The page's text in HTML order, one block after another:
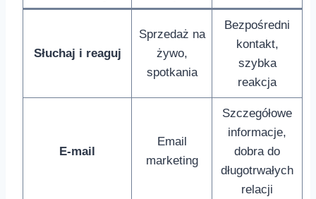
Słuchaj i reaguj
Sprzedaż na
żywo,
spotkania
Bezpośredni
kontakt,
szybka
reakcja
E-mail
Email
marketing
Szczegółowe
informacje,
dobra do​
długotrwałych
relacji